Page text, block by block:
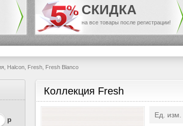
СКИДКА
на все товары после регистрации!
Halcon, Fresh, Fresh Blanco
р
Коллекция Fresh
Ед. изм.